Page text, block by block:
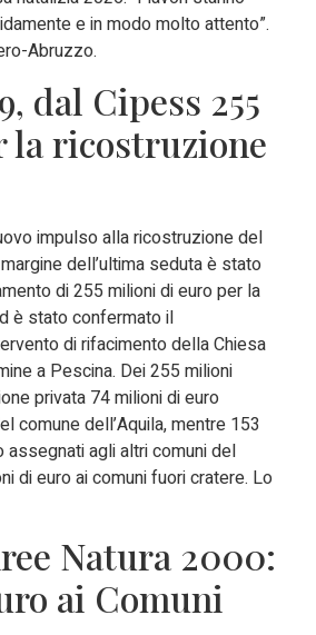
e in modo molto attento”.
Abruzzo.
dal Cipess 255
ricostruzione
impulso alla ricostruzione del
dell’ultima seduta è stato
di 255 milioni di euro per la
è stato confermato il
di rifacimento della Chiesa
a Pescina. Dei 255 milioni
privata 74 milioni di euro
comune dell’Aquila, mentre 153
assegnati agli altri comuni del
di euro ai comuni fuori cratere. Lo
Natura 2000:
ai Comuni